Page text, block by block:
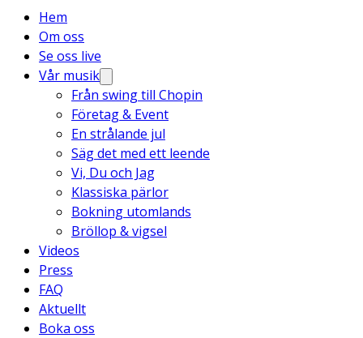
Hem
Om oss
Se oss live
Vår musik
Från swing till Chopin
Företag & Event
En strålande jul
Säg det med ett leende
Vi, Du och Jag
Klassiska pärlor
Bokning utomlands
Bröllop & vigsel
Videos
Press
FAQ
Aktuellt
Boka oss